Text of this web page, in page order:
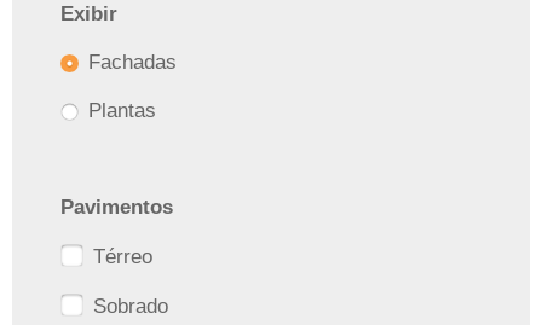
Exibir
Fachadas
Plantas
Pavimentos
Térreo
Sobrado